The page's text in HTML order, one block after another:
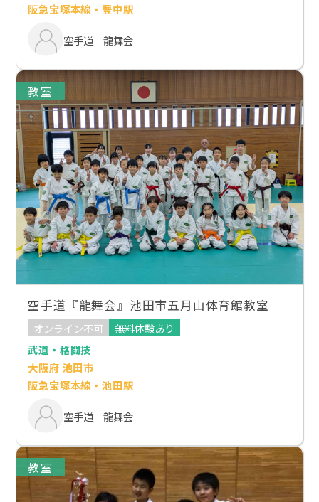
阪急宝塚本線・豊中駅
空手道 龍舞会
教室
空手道『龍舞会』池田市五月山体育館教室
オンライン不可
無料体験あり
武道・格闘技
大阪府 池田市
阪急宝塚本線・池田駅
空手道 龍舞会
教室